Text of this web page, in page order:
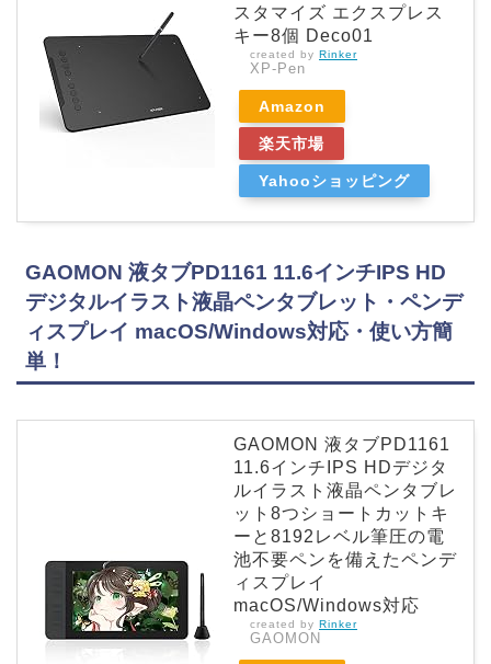
スタマイズ エクスプレス
キー8個 Deco01
created by Rinker
XP-Pen
Amazon
楽天市場
Yahooショッピング
GAOMON 液タブPD1161 11.6インチIPS HD
デジタルイラスト液晶ペンタブレット・ペンデ
ィスプレイ macOS/Windows対応・使い方簡
単！
GAOMON 液タブPD1161
11.6インチIPS HDデジタ
ルイラスト液晶ペンタブレ
ット8つショートカットキ
ーと8192レベル筆圧の電
池不要ペンを備えたペンデ
ィスプレイ
macOS/Windows対応
created by Rinker
GAOMON